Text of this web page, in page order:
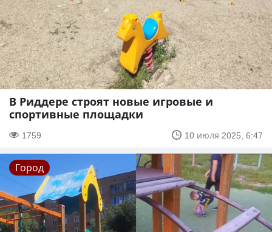
В Риддере строят новые игровые и
спортивные площадки
1759 10 июля 2025, 6:47
Город